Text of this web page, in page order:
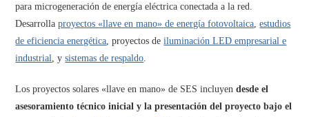
para microgeneración de energía eléctrica conectada a la red.
Desarrollaproyectos «llave en mano» de energía fotovoltaica ,estudios
de eficiencia energética , proyectos deiluminación LED empresarial e
industrial , ysistemas de respaldo
Los proyectos solares «llave en mano» de SES incluyendesde el
asesoramiento técnico inicial y la presentación del proyecto bajo el